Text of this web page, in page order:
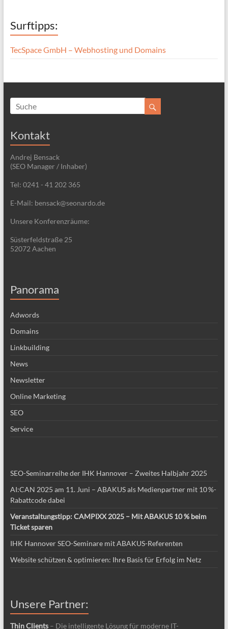
Surftipps:
TecSpace GmbH – Webhosting und Domains
Kontakt
Andrej Bensack
(SEO Manager / Inhaber)
Tel: 0241 - 41 202 365
E-Mail: bensack@seonardo.de
Unsere Konferenzräume:
Süsterfeldstraße 25
52072 Aachen
Panorama
Adwords
Domains
Linkbuilding
News
Newsletter
Online Marketing
SEO
Service
SEO-Seminarreihe der IHK Hannover – Zweites Halbjahr 2025
AI:CAN 2025 am 11. Juni – ABAKUS als Medienpartner mit 10 %-
Rabattcode dabei
Veranstaltungstipp: CAMPIXX 2025 – Mit ABAKUS 10 % beim
Ticket sparen
IHK Hannover SEO-Seminare mit ABAKUS-Referenten
Website schützen & optimieren: Ihre Basis für Erfolg im Netz
Unsere Partner:
Thin Clients – Die intelligente Lösung für moderne IT-